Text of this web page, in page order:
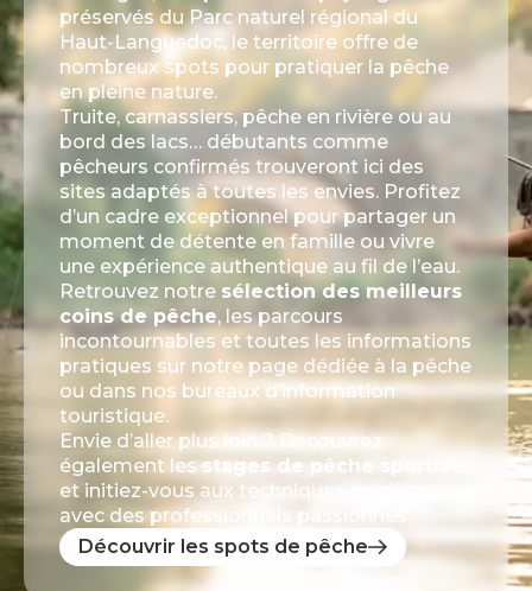
préservés du Parc naturel régional du
Haut-Languedoc, le territoire offre de
nombreux spots pour pratiquer la pêche
en pleine nature.
Truite, carnassiers, pêche en rivière ou au
bord des lacs… débutants comme
pêcheurs confirmés trouveront ici des
sites adaptés à toutes les envies. Profitez
d’un cadre exceptionnel pour partager un
moment de détente en famille ou vivre
une expérience authentique au fil de l’eau.
Retrouvez notre sélection des meilleurs
coins de pêche, les parcours
incontournables et toutes les informations
pratiques sur notre page dédiée à la pêche
ou dans nos bureaux d’information
touristique.
Envie d’aller plus loin ? Découvrez
également lesstages de pêche sportive
et initiez-vous aux techniques de pêche
avec des professionnels passionnés.
Découvrir les spots de pêche